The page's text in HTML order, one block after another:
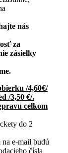
nás
za
zásielky
/4,60€/
/3,50 €/.
celkom
do 2
e-mail budú
čísla